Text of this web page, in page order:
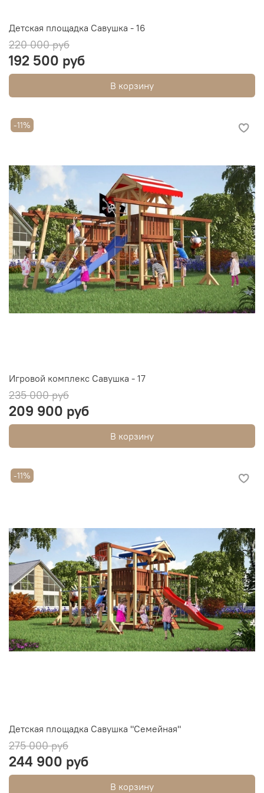
Детская площадка Савушка - 16
220 000 руб
192 500 руб
В корзину
-11%
Игровой комплекс Савушка - 17
235 000 руб
209 900 руб
В корзину
-11%
Детская площадка Савушка "Семейная"
275 000 руб
244 900 руб
В корзину